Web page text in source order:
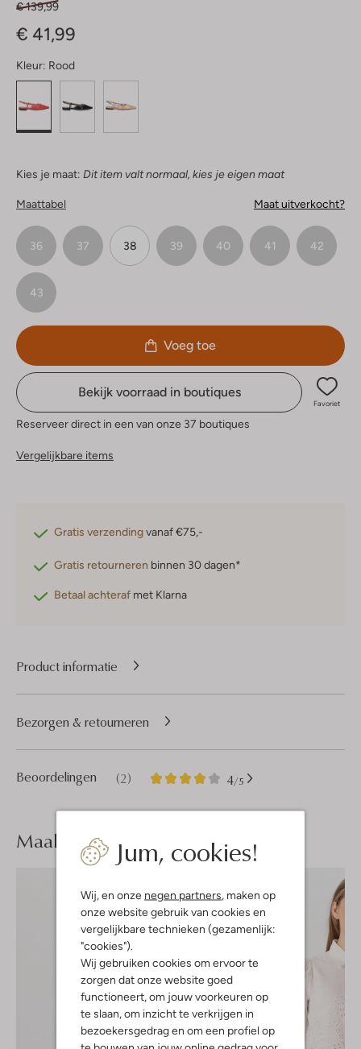
Jum, cookies!
Wij, en onze negen partners, maken op
onze website gebruik van cookies en
vergelijkbare technieken (gezamenlijk:
"cookies").
Wij gebruiken cookies om ervoor te
zorgen dat onze website goed
functioneert, om jouw voorkeuren op
te slaan, om inzicht te verkrijgen in
bezoekersgedrag en om een profiel op
€ 139,99
€ 41,99
Kleur: Rood
Kies je maat: Dit item valt normaal, kies je eigen maat
Maattabel Maat uitverkocht?
36 37 38 39 40 41 42
43
Voeg toe
Bekijk voorraad in boutiques
Favoriet
Reserveer direct in een van onze 37 boutiques
Vergelijkbare items
Gratis verzendingvanaf €75,-
Gratis retourneren binnen 30 dagen*
Betaal achteraf met Klarna
Product informatie
Beoordelingen (2) 4/5
2
4
Bezorgen & retourneren
Maak je look compleet